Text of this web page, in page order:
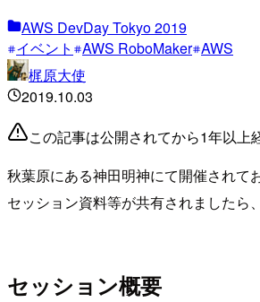
AWS DevDay Tokyo 2019
イベント
AWS RoboMaker AWS
梶原大使
2019.10.03
この記事は公開されてから1年以上
秋葉原にある神田明神にて開催されて
セッション資料等が共有されましたら
セッション概要